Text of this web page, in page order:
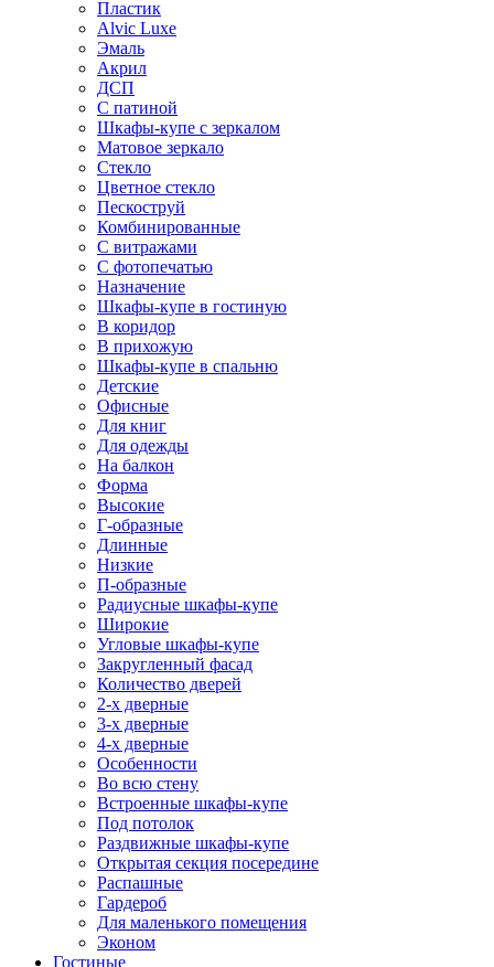
Пластик
Alvic Luxe
Эмаль
Акрил
ДСП
С патиной
Шкафы-купе с зеркалом
Матовое зеркало
Стекло
Цветное стекло
Пескоструй
Комбинированные
С витражами
С фотопечатью
Назначение
Шкафы-купе в гостиную
В коридор
В прихожую
Шкафы-купе в спальню
Детские
Офисные
Для книг
Для одежды
На балкон
Форма
Высокие
Г-образные
Длинные
Низкие
П-образные
Радиусные шкафы-купе
Широкие
Угловые шкафы-купе
Закругленный фасад
Количество дверей
2-х дверные
3-х дверные
4-х дверные
Особенности
Во всю стену
Встроенные шкафы-купе
Под потолок
Раздвижные шкафы-купе
Открытая секция посередине
Распашные
Гардероб
Для маленького помещения
Эконом
Гостиные